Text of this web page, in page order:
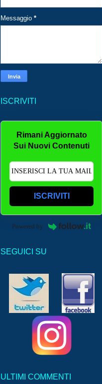
Messaggio *
ISCRIVITI
Rimani Aggiornato
Sui Nuovi Contenuti
ISCRIVITI
Powered by
SEGUICI SU
ULTIMI COMMENTI